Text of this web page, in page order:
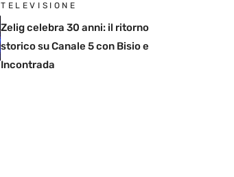
TELEVISIONE
Zelig celebra 30 anni: il ritorno
storico su Canale 5 con Bisio e
Incontrada